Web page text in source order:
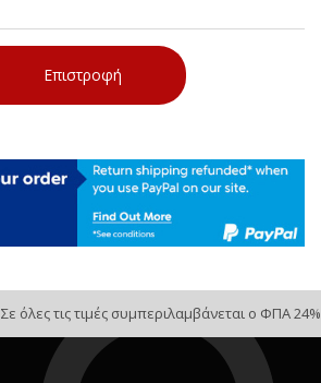
Επιστροφή
Σε όλες τις τιμές συμπεριλαμβάνεται ο ΦΠΑ 24%